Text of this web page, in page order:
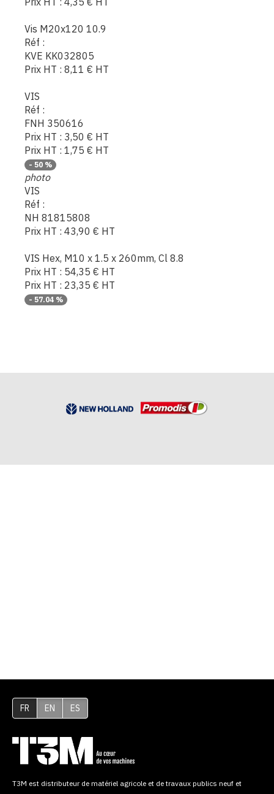
Vis M20x120 10.9
Réf :
KVE KK032805
Prix HT : 8,11 € HT
VIS
Réf :
FNH 350616
Prix HT : 3,50 € HT
Prix HT : 1,75 € HT
- 50 %
photo
VIS
Réf :
NH 81815808
Prix HT : 43,90 € HT
VIS Hex, M10 x 1.5 x 260mm, Cl 8.8
Prix HT : 54,35 € HT
Prix HT : 23,35 € HT
- 57.04 %
FR EN ES
T3M est distributeur de matériel agricole et de travaux publics neuf et